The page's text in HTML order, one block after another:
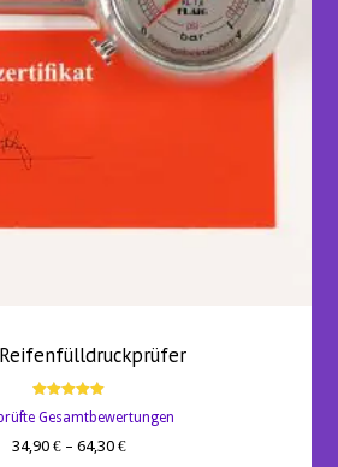
Bewertet
mit
von 5
Gesamtbewertungen
34,90 €– 64,30 €